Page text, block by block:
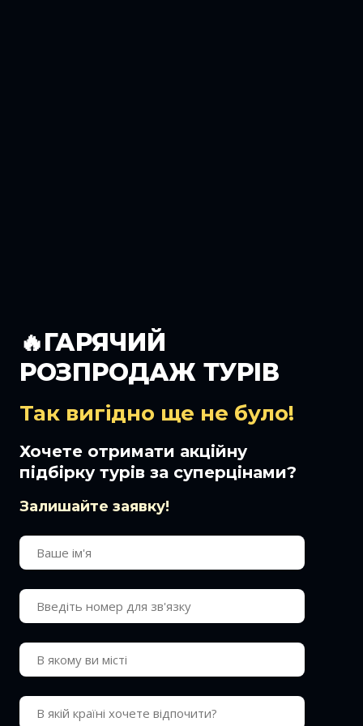
🔥ГАРЯЧИЙ
РОЗПРОДАЖ ТУРІВ
Так вигідно ще не було!
Залишайте заявку!
Хочете отримати акційну
підбірку турів за суперцінами?